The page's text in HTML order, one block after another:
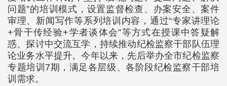
问题”的培训模式，设置监督检查、办案安全、案件
审理、新闻写作等系列培训内容，通过“专家讲理论
+骨干传经验+学者谈体会”等方式在授课中答疑解
惑、探讨中交流互学，持续推动纪检监察干部队伍理
论业务水平提升。今年以来，先后举办全市纪检监察
专题培训7期，满足各层级、各阶段纪检监察干部培
训需求。